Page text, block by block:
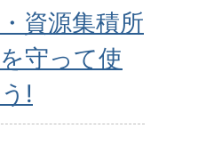
資源集積所
守って使
!